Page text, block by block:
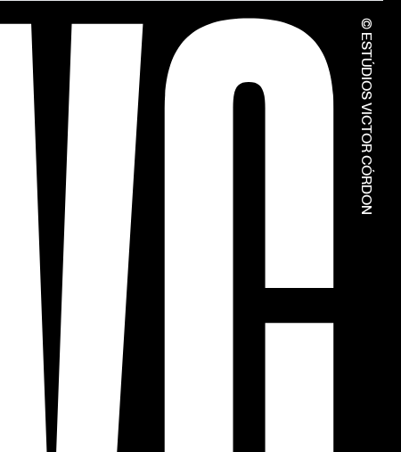
© ESTÚDIOS VICTOR CÓRDON